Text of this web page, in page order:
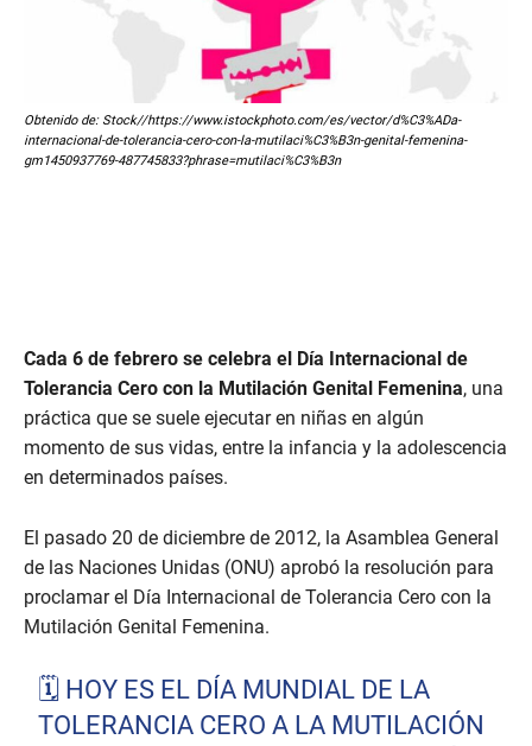
Obtenido de: Stock//https://www.istockphoto.com/es/vector/d%C3%ADa-
internacional-de-tolerancia-cero-con-la-mutilaci%C3%B3n-genital-femenina-
gm1450937769-487745833?phrase=mutilaci%C3%B3n
Cada 6 de febrero se celebra el Día Internacional de
Tolerancia Cero con la Mutilación Genital Femenina, una
práctica que se suele ejecutar en niñas en algún
momento de sus vidas, entre la infancia y la adolescencia
en determinados países.
El pasado 20 de diciembre de 2012, la Asamblea General
de las Naciones Unidas (ONU) aprobó la resolución para
proclamar el Día Internacional de Tolerancia Cero con la
Mutilación Genital Femenina.
🗓️ HOY ES EL DÍA MUNDIAL DE LA
TOLERANCIA CERO A LA MUTILACIÓN